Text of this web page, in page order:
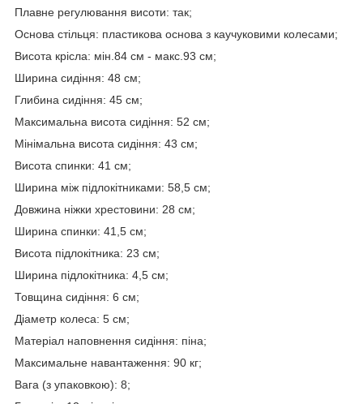
Плавне регулювання висоти: так;
Основа стільця: пластикова основа з каучуковими колесами;
Висота крісла: мін.84 см - макс.93 см;
Ширина сидіння: 48 см;
Глибина сидіння: 45 см;
Максимальна висота сидіння: 52 см;
Мінімальна висота сидіння: 43 см;
Висота спинки: 41 см;
Ширина між підлокітниками: 58,5 см;
Довжина ніжки хрестовини: 28 см;
Ширина спинки: 41,5 см;
Висота підлокітника: 23 см;
Ширина підлокітника: 4,5 см;
Товщина сидіння: 6 см;
Діаметр колеса: 5 см;
Матеріал наповнення сидіння: піна;
Максимальне навантаження: 90 кг;
Вага (з упаковкою): 8;